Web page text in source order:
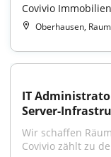
Covivio
Oberhausen, Raum
IT
Server-
Wir schaffen
Covivio zählt zu